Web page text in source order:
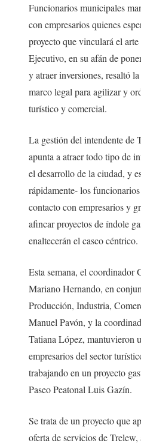
Funcionarios municipales
con empresarios quienes
proyecto que vinculará el
Ejecutivo, en su afán de
y atraer inversiones, resaltó
marco legal para agilizar y
turístico y comercial.
La gestión del intendente de
apunta a atraer todo tipo de
el desarrollo de la ciudad, y
rápidamente- los
contacto con empresarios y
afincar proyectos de índole
enaltecerán el casco céntrico.
Esta semana, el coordinador
Mariano Hernando, en
Producción, Industria,
Manuel Pavón, y la
Tatiana López, mantuvieron
empresarios del sector
trabajando en un proyecto
Paseo Peatonal Luis Gazín.
Se trata de un proyecto que
oferta de servicios de